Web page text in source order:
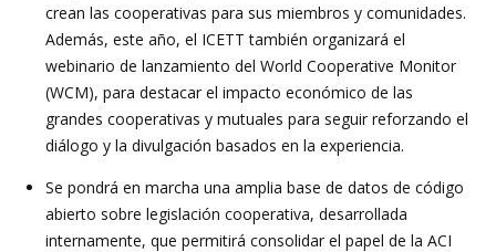
crean las cooperativas para sus miembros y comunidades.
Además, este año, el ICETT también organizará el
webinario de lanzamiento del World Cooperative Monitor
(WCM), para destacar el impacto económico de las
grandes cooperativas y mutuales para seguir reforzando el
diálogo y la divulgación basados en la experiencia.
Se pondrá en marcha una amplia base de datos de código
abierto sobre legislación cooperativa, desarrollada
internamente, que permitirá consolidar el papel de la ACI